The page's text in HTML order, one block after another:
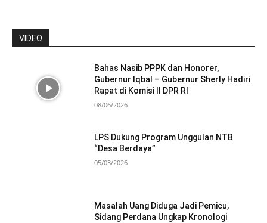
VIDEO
Bahas Nasib PPPK dan Honorer,
Gubernur Iqbal – Gubernur Sherly Hadiri
Rapat di Komisi II DPR RI
08/06/2026
LPS Dukung Program Unggulan NTB
“Desa Berdaya”
05/03/2026
Masalah Uang Diduga Jadi Pemicu,
Sidang Perdana Ungkap Kronologi